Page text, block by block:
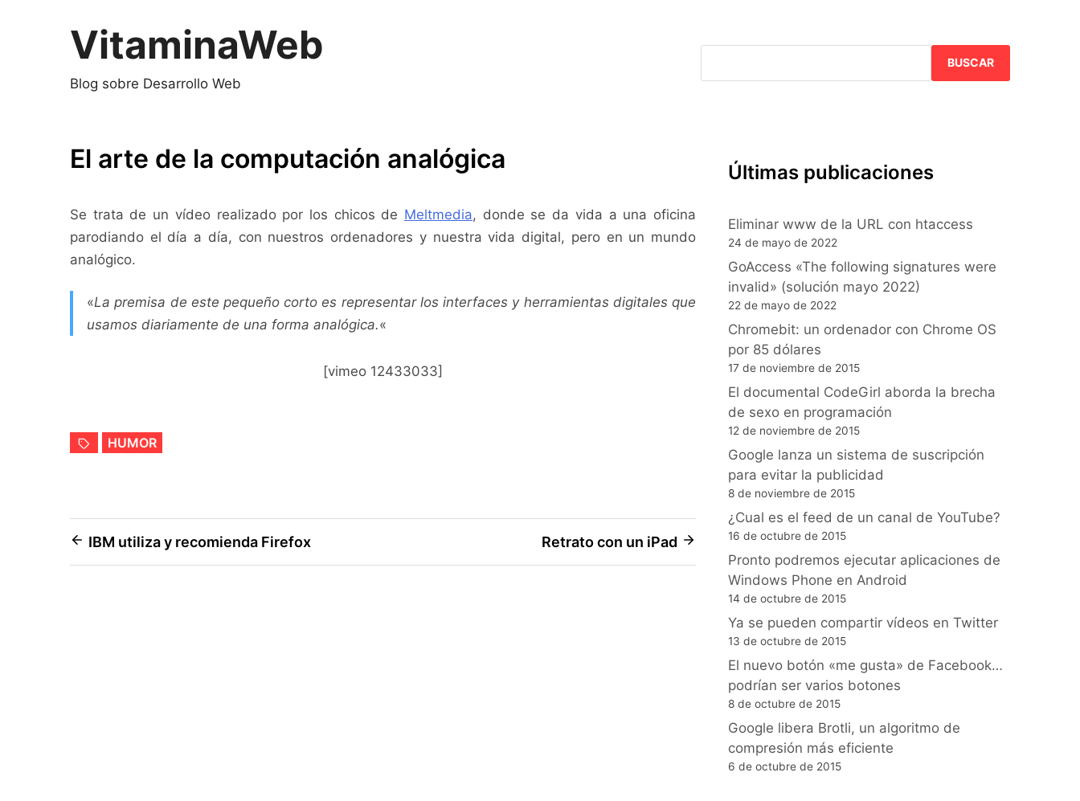
VitaminaWeb
Blog sobre Desarrollo Web
BUSCAR
El arte de la computación analógica
Se trata de un vídeo realizado por los chicos de Meltmedia, donde se da vida a una oficina
parodiando el día a día, con nuestros ordenadores y nuestra vida digital, pero en un mundo
analógico.
«La premisa de este pequeño corto es representar los interfaces y herramientas digitales que
usamos diariamente de una forma analógica.«
[vimeo 12433033]
HUMOR
Navegación
de
IBM utiliza y recomienda Firefox Retrato con un iPad
Últimas publicaciones
Eliminar www de la URL con htaccess
24 de mayo de 2022
GoAccess «The following signatures were
invalid» (solución mayo 2022)
22 de mayo de 2022
Chromebit: un ordenador con Chrome OS
por 85 dólares
17 de noviembre de 2015
El documental CodeGirl aborda la brecha
de sexo en programación
12 de noviembre de 2015
Google lanza un sistema de suscripción
para evitar la publicidad
8 de noviembre de 2015
¿Cual es el feed de un canal de YouTube?
16 de octubre de 2015
Pronto podremos ejecutar aplicaciones de
Windows Phone en Android
14 de octubre de 2015
Ya se pueden compartir vídeos en Twitter
13 de octubre de 2015
El nuevo botón «me gusta» de Facebook…
podrían ser varios botones
8 de octubre de 2015
Google libera Brotli, un algoritmo de
compresión más eficiente
6 de octubre de 2015